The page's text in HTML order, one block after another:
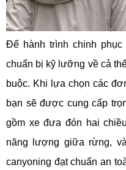
Để hành trình chinh
chuẩn bị kỹ lưỡng về cả
buộc. Khi lựa chọn các
bạn sẽ được cung cấp
gồm xe đưa đón hai
năng lượng giữa rừng,
canyoning đạt chuẩn an